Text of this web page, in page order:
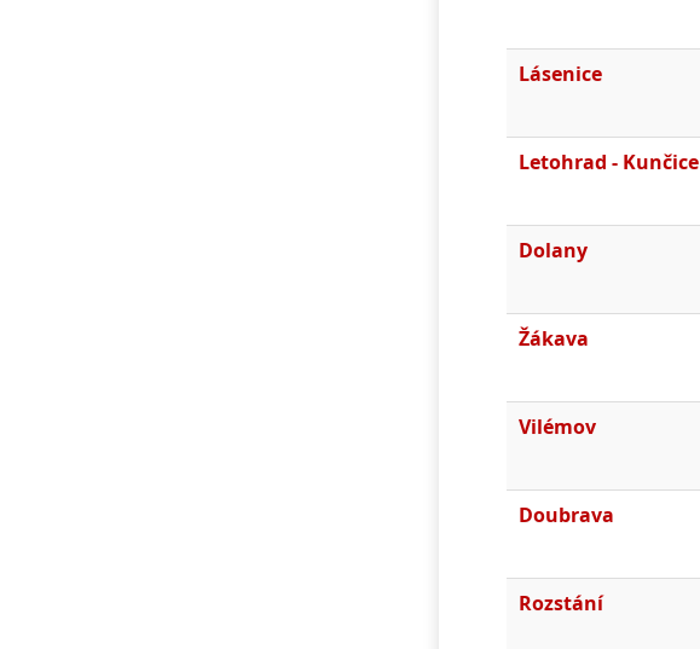
Lásenice
Letohrad - Kunčice
Dolany
Žákava
Vilémov
Doubrava
Rozstání